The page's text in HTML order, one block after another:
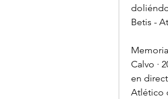
Betis -
Calvo ·
en
Atlético